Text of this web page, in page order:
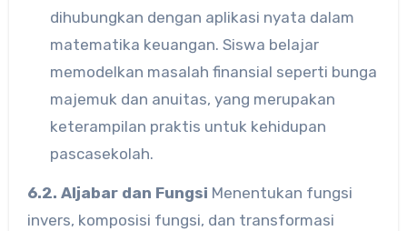
dihubungkan dengan aplikasi nyata dalam
matematika keuangan. Siswa belajar
memodelkan masalah finansial seperti bunga
majemuk dan anuitas, yang merupakan
keterampilan praktis untuk kehidupan
pascasekolah.
6.2. Aljabar dan Fungsi Menentukan fungsi
invers, komposisi fungsi, dan transformasi